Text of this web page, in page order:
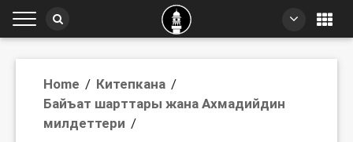
Home / Китепкана /
Байъат шарттары жана Ахмадийдин
милдеттери /